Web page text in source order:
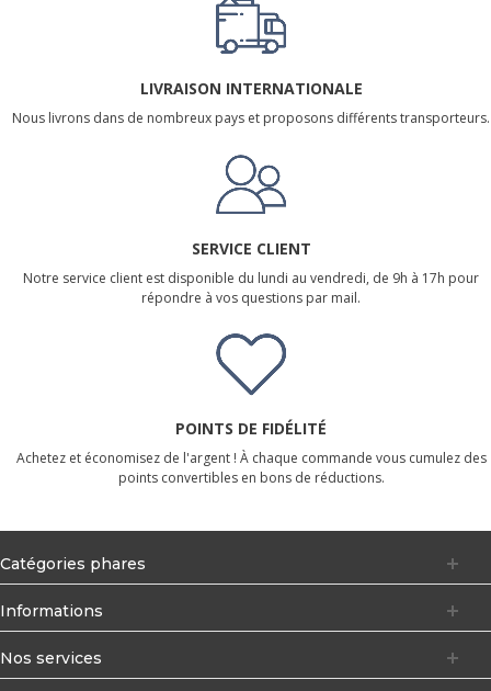
LIVRAISON INTERNATIONALE
Nous livrons dans de nombreux pays et proposons différents transporteurs.
SERVICE CLIENT
Notre service client est disponible du lundi au vendredi, de 9h à 17h pour
répondre à vos questions par mail.
POINTS DE FIDÉLITÉ
Achetez et économisez de l'argent ! À chaque commande vous cumulez des
points convertibles en bons de réductions.
Catégories phares
Informations
Nos services